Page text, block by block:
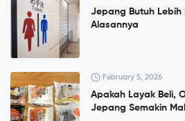
Jepang Butuh Lebih
Alasannya
February 5, 2026
Apakah Layak Beli,
Jepang Semakin